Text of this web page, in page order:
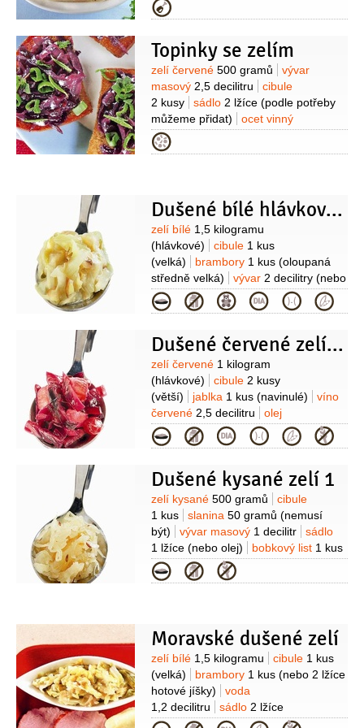
slunečnicový2 lžíce
strouhanka
Kategorie
Topinky se zelím
Suroviny
zelí červené 500 gramů
vývar
masový 2,5 decilitru
cibule
2 kusy
sádlo 2 lžíce (podle potřeby
můžeme přidat)
ocet vinný
2 lžíce
(případně 2 lžičky)
tymián
Kategorie
Dušené bílé hlávkové zelí
Suroviny
zelí bílé 1,5 kilogramu
(hlávkové)
cibule 1 kus
(velká)
brambory 1 kus (oloupaná
středně velká)
vývar 2 decilitry (nebo
voda)
olej 0,7 decilitru
ocet
2 lžíce
mouka pšeničná hladká
Kategorie
Dušené červené zelí s brusinkami
Suroviny
zelí červené 1 kilogram
(hlávkové)
cibule 2 kusy
(větší)
jablka 1 kus (navinulé)
víno
červené 2,5 decilitru
olej
1 lžíce
kompot brusinkový
2 lžíce
ocet jablečný2 lžíce
cukr
Kategorie
Dušené kysané zelí 1
Suroviny
zelí kysané 500 gramů
cibule
1 kus
slanina 50 gramů (nemusí
být)
vývar masový 1 decilitr
sádlo
1 lžíce (nebo olej) bobkový list 1 kus
(celý)
kmín cukr
Kategorie
Moravské dušené zelí
Suroviny
zelí bílé 1,5 kilogramu cibule 1 kus
(velká)
brambory 1 kus (nebo 2 lžíce
hotové jíšky)
voda
1,2 decilitru
sádlo 2 lžíce
(škvařené)
cukr 2 lžíce ocet